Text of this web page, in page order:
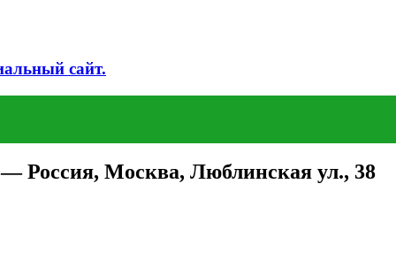
сайт.
Россия, Москва, Люблинская ул., 38